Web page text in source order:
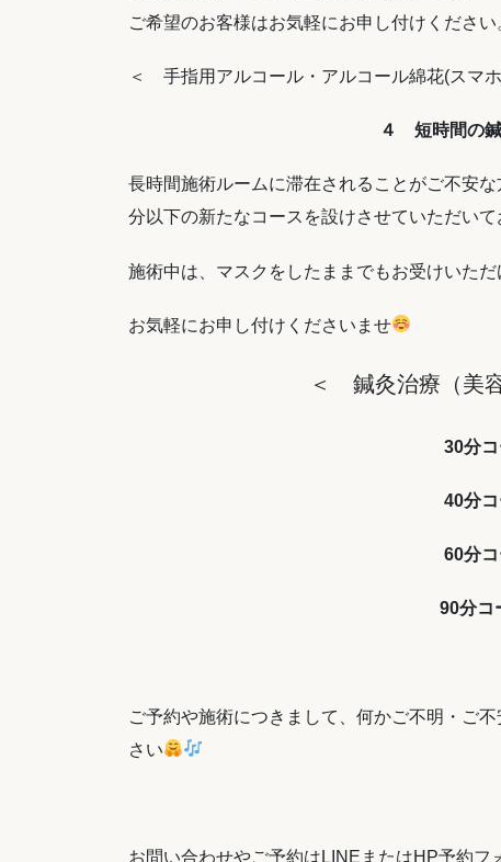
ご希望のお客様はお気軽にお申し付けください
＜ 手指用アルコール・アルコール綿花(スマ
４ 短時間の
長時間施術ルームに滞在されることがご不安
分以下の新たなコースを設けさせていただいて
施術中は、マスクをしたままでもお受けいただ
お気軽にお申し付けくださいませ
＜ 鍼灸治療（美
30分
40分
60分
90分
ご予約や施術につきまして、何かご不明・ご
さい
お問い合わせやご予約はLINEまたはHP予約フ